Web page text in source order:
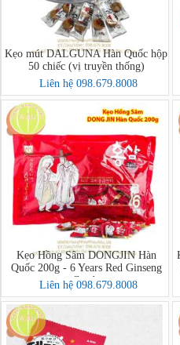
Kẹo mút DALGUNA Hàn Quốc hộp
50 chiếc (vị truyền thống)
Liên hệ 098.679.8008
Kẹo Hồng Sâm DONGJIN Hàn
Quốc 200g - 6 Years Red Ginseng
Candy
Liên hệ 098.679.8008